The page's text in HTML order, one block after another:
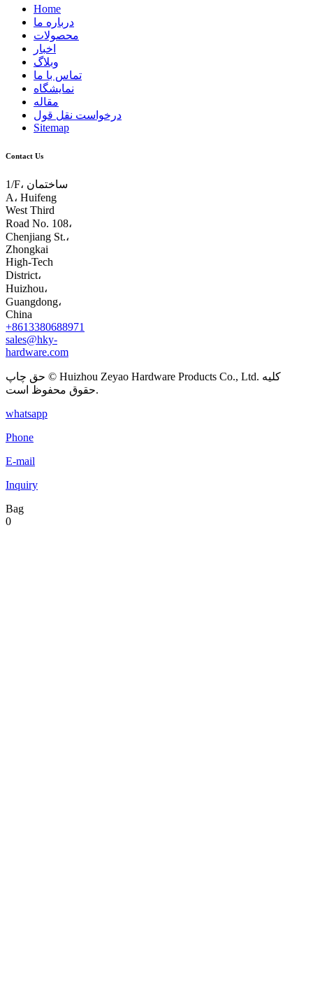
Home
درباره ما
محصولات
اخبار
وبلاگ
تماس با ما
نمایشگاه
مقاله
درخواست نقل قول
Sitemap
Contact Us
1/F، ساختمان
A، Huifeng
West Third
Road No. 108،
Chenjiang St.،
Zhongkai
High-Tech
District،
Huizhou،
Guangdong،
China
+8613380688971
sales@hky-
hardware.com
حق چاپ © Huizhou Zeyao Hardware Products Co., Ltd. کلیه
حقوق محفوظ است.
whatsapp
Phone
E-mail
Inquiry
Bag
0